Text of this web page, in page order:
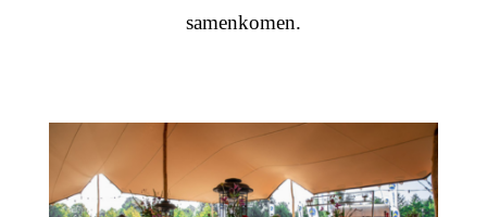
samenkomen.